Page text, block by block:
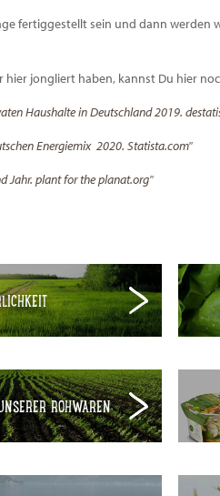
fertiggestellt sein und dann werden
hier jongliert haben, kannst Du hier
Haushalte in Deutschland 2019.
Energiemix 2020. Statista.com
Jahr. plant for the planat.org
ROHWAREN